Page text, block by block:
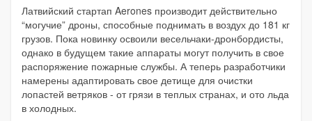
Латвийский стартап Aerones производит действительно
“могучие” дроны, способные поднимать в воздух до 181 кг
грузов. Пока новинку освоили весельчаки-дронбордисты,
однако в будущем такие аппараты могут получить в свое
распоряжение пожарные службы. А теперь разработчики
намерены адаптировать свое детище для очистки
лопастей ветряков - от грязи в теплых странах, и ото льда
в холодных.